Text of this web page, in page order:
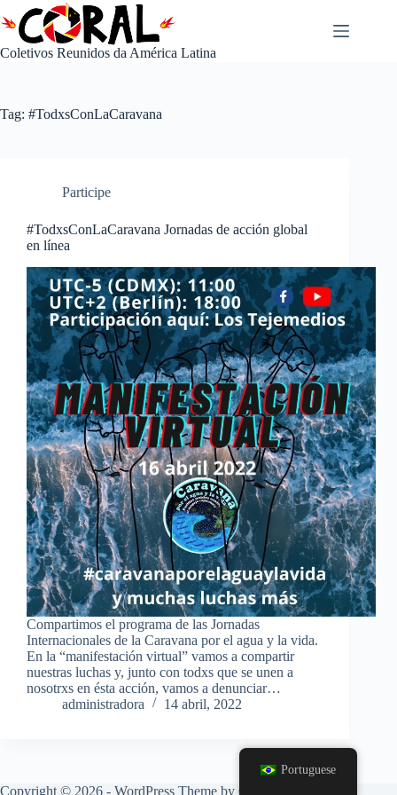
para
conteúdo
Coletivos Reunidos da América Latina
Tag: #TodxsConLaCaravana
Participe
#TodxsConLaCaravana Jornadas de acción global
en línea
Compartimos el programa de las Jornadas
Internacionales de la Caravana por el agua y la vida.
En la “manifestación virtual” vamos a compartir
nuestras luchas y, junto con todxs que se unen a
nosotrxs en ésta acción, vamos a denunciar…
administradora
14 abril, 2022
Copyright © 2026 - WordPress Theme by CreativeThemes
Portuguese